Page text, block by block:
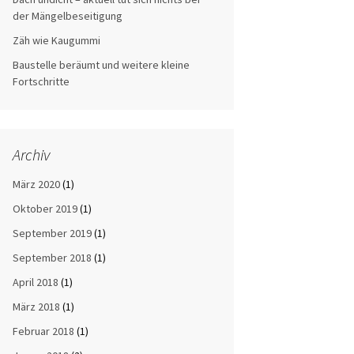
der Mängelbeseitigung
Zäh wie Kaugummi
Baustelle beräumt und weitere kleine
Fortschritte
Archiv
März 2020(1)
Oktober 2019(1)
September 2019(1)
September 2018 (1)
April 2018 (1)
März 2018 (1)
Februar 2018 (1)